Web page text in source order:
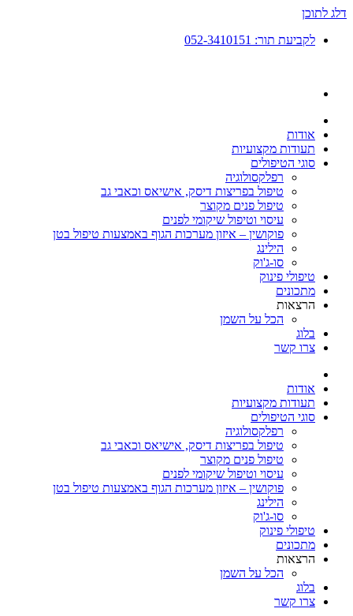
דלג לתוכן
לקביעת תור: 052-3410151
אודות
תעודות מקצועיות
סוגי הטיפולים
רפלקסולוגיה
טיפול בפריצות דיסק, אישיאס וכאבי גב
טיפול פנים מקוצר
עיסוי וטיפול שיקומי לפנים
פוקושין – איזון מערכות הגוף באמצעות טיפול בטן
הילינג
סו-ג'וק
טיפולי פינוק
מתכונים
הרצאות
הכל על השמן
בלוג
צרו קשר
אודות
תעודות מקצועיות
סוגי הטיפולים
רפלקסולוגיה
טיפול בפריצות דיסק, אישיאס וכאבי גב
טיפול פנים מקוצר
עיסוי וטיפול שיקומי לפנים
פוקושין – איזון מערכות הגוף באמצעות טיפול בטן
הילינג
סו-ג'וק
טיפולי פינוק
מתכונים
הרצאות
הכל על השמן
בלוג
צרו קשר